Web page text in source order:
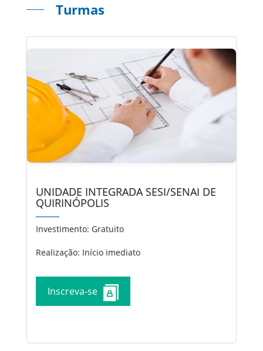
Turmas
UNIDADE INTEGRADA SESI/SENAI DE
QUIRINÓPOLIS
Investimento: Gratuito
Realização: Início imediato
Inscreva-se